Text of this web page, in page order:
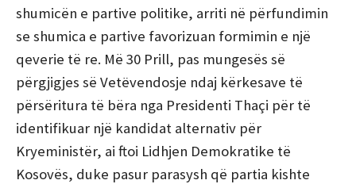
shumicën e partive politike, arriti në përfundimin
se shumica e partive favorizuan formimin e një
qeverie të re. Më 30 Prill, pas mungesës së
përgjigjes së Vetёvendosje ndaj kërkesave të
përsëritura të bëra nga Presidenti Thaçi për të
identifikuar një kandidat alternativ për
Kryeministër, ai ftoi Lidhjen Demokratike të
Kosovës, duke pasur parasysh që partia kishte